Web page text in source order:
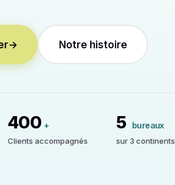
→ Notre histoire
400 +
Clients accompagnés
5 bureaux
sur 3 continents